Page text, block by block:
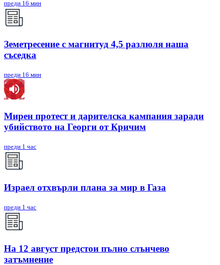
преди 16 мин
Земетресение с магнитуд 4,5 разлюля наша
съседка
преди 16 мин
Мирен протест и дарителска кампания заради
убийството на Георги от Кричим
преди 1 час
Израел отхвърли плана за мир в Газа
преди 1 час
На 12 август предстои пълно слънчево
затъмнение